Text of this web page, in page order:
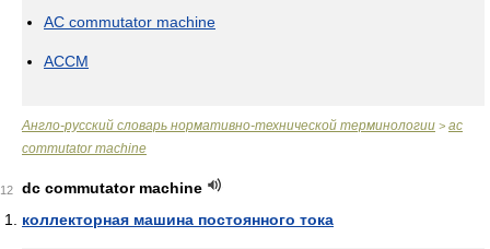
AC commutator machine
ACCM
Англо-русский словарь нормативно-технической терминологии > ac
commutator machine
12
dc commutator machine
коллекторная машина постоянного тока